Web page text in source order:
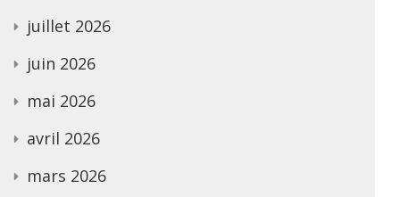
juillet 2026
juin 2026
mai 2026
avril 2026
mars 2026